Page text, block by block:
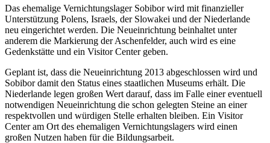
Das ehemalige Vernichtungslager Sobibor wird mit finanzieller
Unterstützung Polens, Israels, der Slowakei und der Niederlande
neu eingerichtet werden. Die Neueinrichtung beinhaltet unter
anderem die Markierung der Aschenfelder, auch wird es eine
Gedenkstätte und ein Visitor Center geben.
Geplant ist, dass die Neueinrichtung 2013 abgeschlossen wird und
Sobibor damit den Status eines staatlichen Museums erhält. Die
Niederlande legen großen Wert darauf, dass im Falle einer eventuell
notwendigen Neueinrichtung die schon gelegten Steine an einer
respektvollen und würdigen Stelle erhalten bleiben. Ein Visitor
Center am Ort des ehemaligen Vernichtungslagers wird einen
großen Nutzen haben für die Bildungsarbeit.